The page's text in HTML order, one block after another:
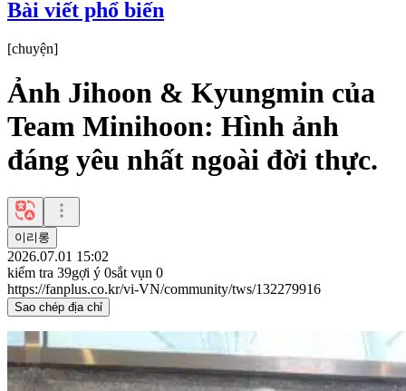
Bài viết phổ biến
[chuyện]
Ảnh Jihoon & Kyungmin của
Team Minihoon: Hình ảnh
đáng yêu nhất ngoài đời thực.
이리롱
2026.07.01 15:02
kiểm tra 39gợi ý 0sắt vụn 0
https://fanplus.co.kr/vi-VN/community/tws/132279916
Sao chép địa chỉ